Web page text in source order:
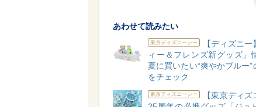
あわせて読みたい
東京ディズニーシー
【ディズニ
ィー＆フレンズ新グッズ」
夏に買いたい“爽やかブルー”
をチェック
東京ディズニーシー
【東京ディズ